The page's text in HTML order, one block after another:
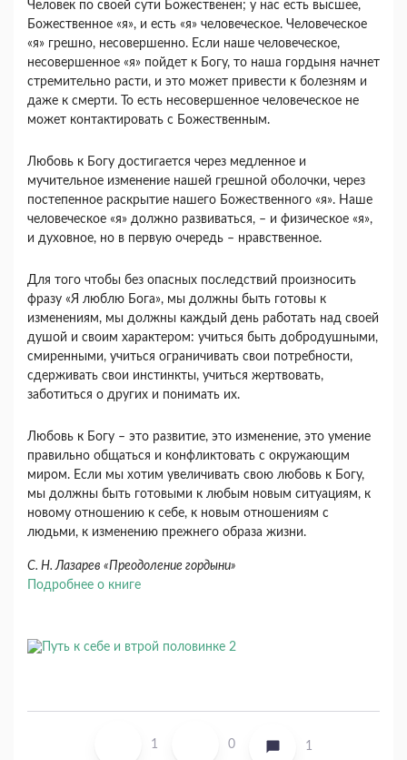
Человек по своей сути Божественен; у нас есть высшее,
Божественное «я», и есть «я» человеческое. Человеческое
«я» грешно, несовершенно. Если наше человеческое,
несовершенное «я» пойдет к Богу, то наша гордыня начнет
стремительно расти, и это может привести к болезням и
даже к смерти. То есть несовершенное человеческое не
может контактировать с Божественным.
Любовь к Богу достигается через медленное и
мучительное изменение нашей грешной оболочки, через
постепенное раскрытие нашего Божественного «я». Наше
человеческое «я» должно развиваться, – и физическое «я»,
и духовное, но в первую очередь – нравственное.
Для того чтобы без опасных последствий произносить
фразу «Я люблю Бога», мы должны быть готовы к
изменениям, мы должны каждый день работать над своей
душой и своим характером: учиться быть добродушными,
смиренными, учиться ограничивать свои потребности,
сдерживать свои инстинкты, учиться жертвовать,
заботиться о других и понимать их.
Любовь к Богу – это развитие, это изменение, это умение
правильно общаться и конфликтовать с окружающим
миром. Если мы хотим увеличивать свою любовь к Богу,
мы должны быть готовыми к любым новым ситуациям, к
новому отношению к себе, к новым отношениям с
людьми, к изменению прежнего образа жизни.
С. Н. Лазарев «Преодоление гордыни»
Подробнее о книге
1 0 1